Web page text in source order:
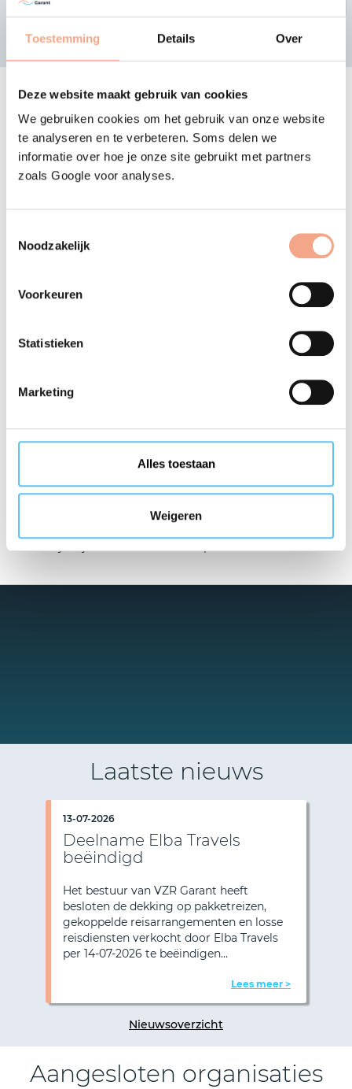
Toestemming Details Over
Deze website maakt gebruik van cookies
We gebruiken cookies om het gebruik van onze website
te analyseren en te verbeteren. Soms delen we
informatie over hoe je onze site gebruikt met partners
zoals Google voor analyses.
Noodzakelijk
Voorkeuren
Statistieken
Marketing
Alles toestaan
Weigeren
Meer weten? Bekijk de veelgestelde vragen
Jouw voordelen
Volledig
beschermd
Zowel voor als tijdens de reis geniet je zorgeloos met de
betrouwbaar
die aan alle vereisten voldoet.
Inzicht in
deelnemers
Laatste nieuws
13-07-2026
Deelname Elba Travels
beëindigd
Het bestuur van VZR Garant heeft
besloten de dekking op pakketreizen,
gekoppelde reisarrangementen en losse
reisdiensten verkocht door Elba Travels
per 14-07-2026 te beëindigen…
Lees meer >
Nieuwsoverzicht
Aangesloten organisaties